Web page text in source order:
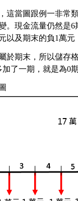
這當圖跟例一非常
。現金流量仍然是
以及期末的負1萬元
於期末，所以儲存
了一期，就是為0